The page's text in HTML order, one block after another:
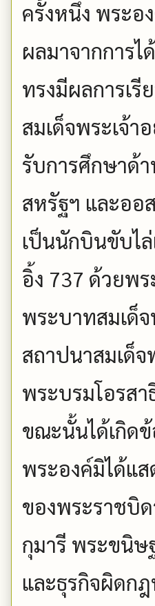
ครั้งหนึ่ง พระอ
ผลมาจากการ
ทรงมีผลการเ
สมเด็จพระเจ้
รับการศึกษาด้
สหรัฐฯ และออ
เป็นนักบินขับไ
อิ้ง 737 ด้วยพร
พระบาทสมเด็
สถาปนาสมเด็จ
พระบรมโอรส
ขณะนั้นได้เกิด
พระองค์มิได้แ
ของพระราชบิ
กุมารี พระขนิษ
และธุรกิจผิดก